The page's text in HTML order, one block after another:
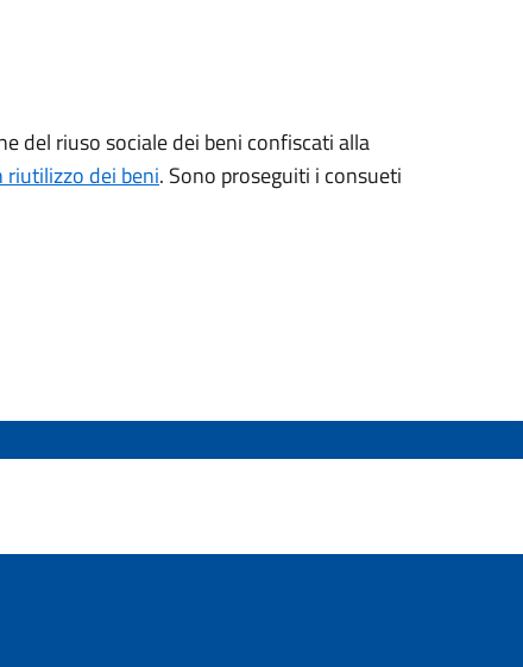
del riuso sociale dei beni confiscati alla
riutilizzo dei beni. Sono proseguiti i consueti